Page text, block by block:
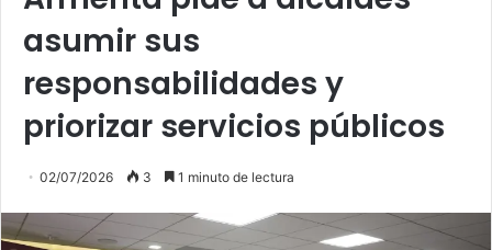
asumir sus
responsabilidades y
priorizar servicios públicos
02/07/2026 3 1 minuto de lectura